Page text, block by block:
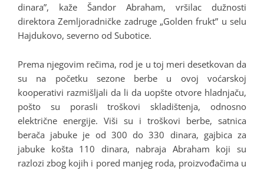
dinara”, kaže Šandor Abraham, vršilac dužnosti
direktora Zemljoradničke zadruge „Golden frukt” u selu
Hajdukovo, severno od Subotice.
Prema njegovim rečima, rod je u toj meri desetkovan da
su na početku sezone berbe u ovoj voćarskoj
kooperativi razmišljali da li da uopšte otvore hladnjaču,
pošto su porasli troškovi skladištenja, odnosno
električne energije. Viši su i troškovi berbe, satnica
berača jabuke je od 300 do 330 dinara, gajbica za
jabuke košta 110 dinara, nabraja Abraham koji su
razlozi zbog kojih i pored manjeg roda, proizvođačima u